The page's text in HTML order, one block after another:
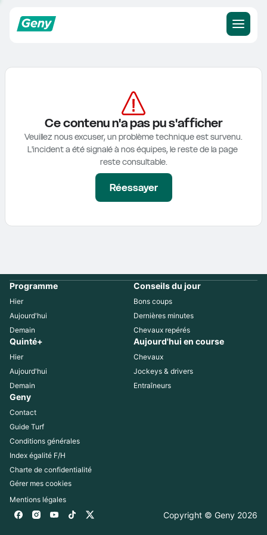
Ce contenu n'a pas pu s'afficher
Veuillez nous excuser, un problème technique est survenu.
L'incident a été signalé à nos équipes, le reste de la page
reste consultable.
Réessayer
Programme
Hier
Aujourd'hui
Demain
Conseils du jour
Bons coups
Dernières minutes
Chevaux repérés
Quinté+
Hier
Aujourd'hui
Demain
Aujourd'hui en course
Chevaux
Jockeys & drivers
Entraîneurs
Geny
Contact
Guide Turf
Conditions générales
Index égalité F/H
Charte de confidentialité
Gérer mes cookies
Mentions légales
Copyright © Geny 2026